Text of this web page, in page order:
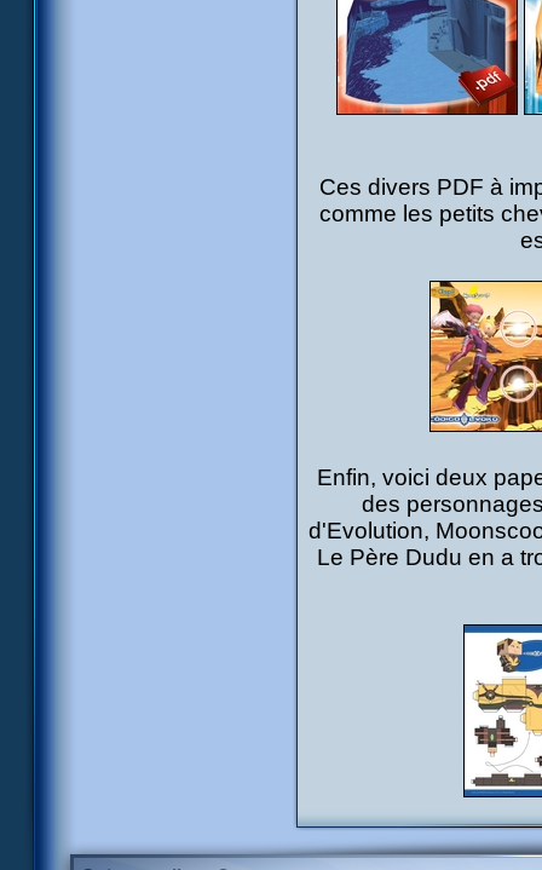
Ces divers PDF à
comme les petits
Enfin, voici deux
des
d'Evolution,
Le Père Dudu en a